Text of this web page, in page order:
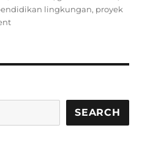
lingkungan, proyek
on
Muda
Gerakan
SEARCH